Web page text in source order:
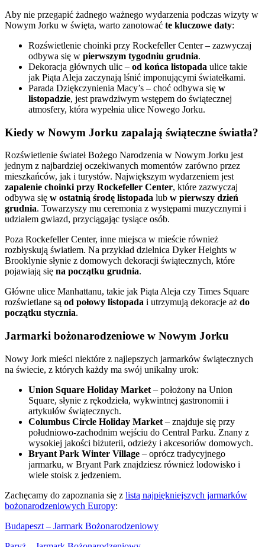
Aby nie przegapić żadnego ważnego wydarzenia podczas wizyty w
Nowym Jorku w święta, warto zanotować te kluczowe daty:
Rozświetlenie choinki przy Rockefeller Center – zazwyczaj
odbywa się w pierwszym tygodniu grudnia.
Dekoracja głównych ulic – od końca listopada ulice takie
jak Piąta Aleja zaczynają lśnić imponującymi światełkami.
Parada Dziękczynienia Macy’s – choć odbywa się w
listopadzie, jest prawdziwym wstępem do świątecznej
atmosfery, która wypełnia ulice Nowego Jorku.
Kiedy w Nowym Jorku zapalają świąteczne światła?
Rozświetlenie świateł Bożego Narodzenia w Nowym Jorku jest
jednym z najbardziej oczekiwanych momentów zarówno przez
mieszkańców, jak i turystów. Największym wydarzeniem jest
zapalenie choinki przy Rockefeller Center, które zazwyczaj
odbywa się w ostatnią środę listopada lub w pierwszy dzień
grudnia. Towarzyszy mu ceremonia z występami muzycznymi i
udziałem gwiazd, przyciągając tysiące osób.
Poza Rockefeller Center, inne miejsca w mieście również
rozbłyskują światłem. Na przykład dzielnica Dyker Heights w
Brooklynie słynie z domowych dekoracji świątecznych, które
pojawiają się na początku grudnia.
Główne ulice Manhattanu, takie jak Piąta Aleja czy Times Square
rozświetlane są od połowy listopada i utrzymują dekoracje aż do
początku stycznia.
Jarmarki bożonarodzeniowe w Nowym Jorku
Nowy Jork mieści niektóre z najlepszych jarmarków świątecznych
na świecie, z których każdy ma swój unikalny urok:
Union Square Holiday Market – położony na Union
Square, słynie z rękodzieła, wykwintnej gastronomii i
artykułów świątecznych.
Columbus Circle Holiday Market – znajduje się przy
południowo-zachodnim wejściu do Central Parku. Znany z
wysokiej jakości biżuterii, odzieży i akcesoriów domowych.
Bryant Park Winter Village – oprócz tradycyjnego
jarmarku, w Bryant Park znajdziesz również lodowisko i
wiele stoisk z jedzeniem.
Zachęcamy do zapoznania się z listą najpiękniejszych jarmarków
bożonarodzeniowych Europy:
Budapeszt – Jarmark Bożonarodzeniowy